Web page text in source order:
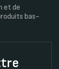
et de
bas-